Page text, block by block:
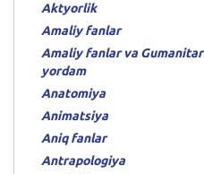
Aktyorlik
Amaliy fanlar
Amaliy fanlar va Gumanitar
yordam
Anatomiya
Animatsiya
Aniq fanlar
Antrapologiya